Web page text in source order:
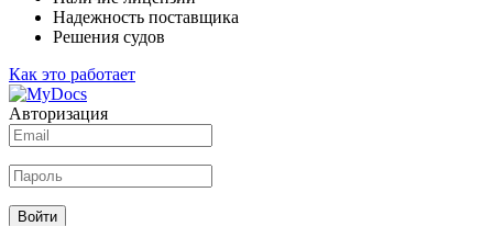
Надежность поставщика
Решения судов
Как это работает
Авторизация
Войти